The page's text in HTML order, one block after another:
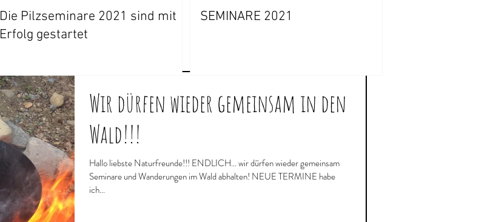
Wir dürfen wieder gemeinsam in den
Wald!!!
Hallo liebste Naturfreunde!!! ENDLICH... wir dürfen wieder gemeinsam
Seminare und Wanderungen im Wald abhalten! NEUE TERMINE habe
ich...
Die Pilzseminare 2021 sind mit
Erfolg gestartet
SEMINARE 2021